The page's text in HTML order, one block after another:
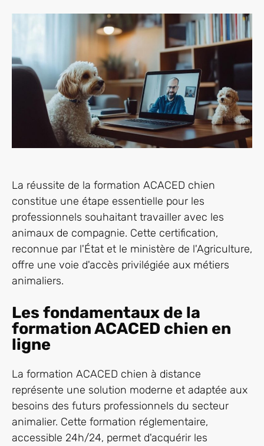
La réussite de la formation ACACED chien
constitue une étape essentielle pour les
professionnels souhaitant travailler avec les
animaux de compagnie. Cette certification,
reconnue par l'État et le ministère de l'Agriculture,
offre une voie d'accès privilégiée aux métiers
animaliers.
Les fondamentaux de la
formation ACACED chien en
ligne
La formation ACACED chien à distance
représente une solution moderne et adaptée aux
besoins des futurs professionnels du secteur
animalier. Cette formation réglementaire,
accessible 24h/24, permet d'acquérir les